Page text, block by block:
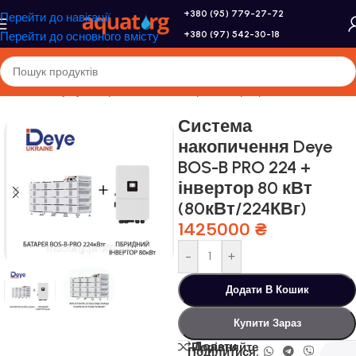
Перейти до навігації
Перейти до основного вмісту
+380 (95) 779-27-72
+380 (97) 542-30-18
Головна/Акумулятори, сонячні батареї, інвертори
Система
накопичення Deye
BOS-B PRO 224 +
інвертор 80 кВт
(80кВт/224КВг)
1425000 ₴
- +
Додати В Кошик
Купити Зараз
Порівняйте
Додати
Поділитися: